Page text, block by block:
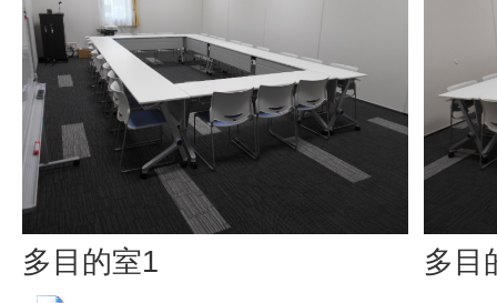
多目的室1
多目